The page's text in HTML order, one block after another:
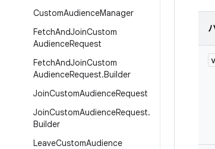
CustomAudienceManager
FetchAndJoinCustom
AudienceRequest
FetchAndJoinCustom
AudienceRequest.Builder
JoinCustomAudienceRequest
JoinCustomAudienceRequest.
Builder
LeaveCustomAudience